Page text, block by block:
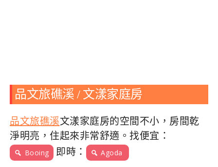
品文旅礁溪 / 文漾家庭房
品文旅礁溪文漾家庭房的空間不小，房間乾
淨明亮，住起來非常舒適。找便宜：
Booing 即時： Agoda